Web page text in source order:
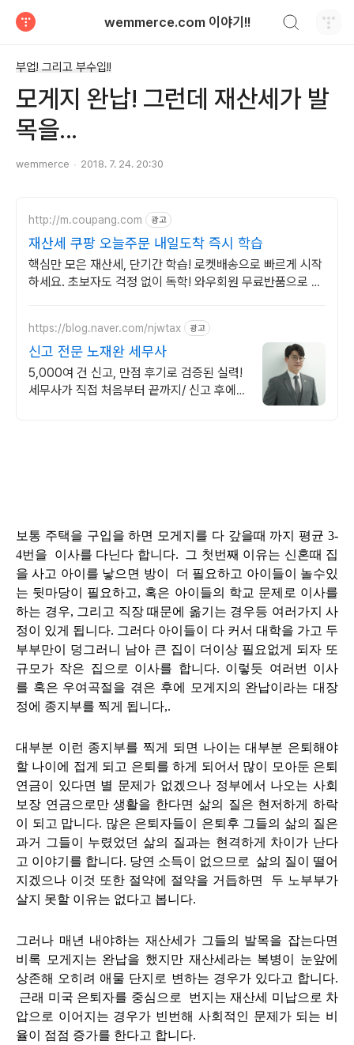
wemmerce.com 이야기!!
부업! 그리고 부수입!!
모게지 완납! 그런데 재산세가 발
목을...
wemmerce 2018. 7. 24. 20:30
http://m.coupang.com 광고
재산세 쿠팡 오늘주문 내일도착 즉시 학습
핵심만 모은 재산세, 단기간 학습! 로켓배송으로 빠르게 시작
하세요. 초보자도 걱정 없이 독학! 와우회원 무료반품으로 부
https://blog.naver.com/njwtax 광고
신고 전문 노재완 세무사
5,000여 건 신고, 만점 후기로 검증된 실력!
세무사가 직접 처음부터 끝까지/ 신고 후에
보통 주택을 구입을 하면 모게지를 다 갚을때 까지 평균 3-
4번을 이사를 다닌다 합니다. 그 첫번째 이유는 신혼때 집
을사고 아이를 낳으면 방이 더 필요하고 아이들이 놀수있
는 뒷마당이 필요하고, 혹은 아이들의 학교 문제로 이사를
하는 경우, 그리고 직장 때문에 옮기는 경우등 여러가지 사
정이 있게 됩니다. 그러다 아이들이 다 커서 대학을 가고 두
부부만이 덩그러니 남아 큰 집이 더이상 필요없게 되자 또
규모가 작은 집으로 이사를 합니다. 이렇듯 여러번 이사
를 혹은 우여곡절을 겪은 후에 모게지의 완납이라는대장
정에 종지부를 찍게 됩니다,.
대부분 이런 종지부를 찍게 되면 나이는 대부분 은퇴 해야
할 나이에 접게 되고 은퇴를 하게 되어서 많이 모아둔 은퇴
연금이 있다면 별 문제가 없겠으나 정부에서 나오는 사회
보장 연금으로만생활을 한다면 삶의 질은 현저하게 하락
이 되고 맙니다. 많은 은퇴자들이 은퇴후 그들의 삶의 질은
과거 그들이 누렸었던 삶의 질과는 현격하게 차이가 난다
고 이야기를 합니다. 당연 소득이 없으므로 삶의 질이 떨어
지겠으나 이것 또한 절약에 절약을 거듭하면 두 노부부가
살지 못할 이유는 없다고 봅니다.
그러나 매년 내야하는재산세가 그들의 발목을 잡는다면
비록 모게지는 완납을 했지만 재산세라는 복병이 눈앞에
상존해 오히려 애물 단지로 변하는 경우가 있다고 합니다.
근래 미국 은퇴자를 중심으로 번지는 재산세 미납으로 차
압으로 이어지는 경우가 빈번해 사회적인 문제가 되는 비
율이 점점 증가를 한다고 합니다.